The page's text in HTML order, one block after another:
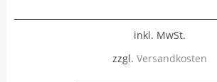
inkl. MwSt.
zzgl. Versandkosten